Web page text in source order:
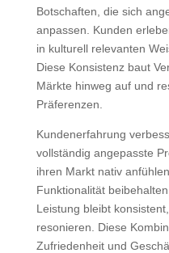
Botschaften, die sich
anpassen. Kunden
in kulturell relevanten
Diese Konsistenz baut
Märkte hinweg auf und
Präferenzen.
Kundenerfahrung
vollständig angepasste
ihren Markt nativ
Funktionalität
Leistung bleibt
resonieren. Diese
Zufriedenheit und